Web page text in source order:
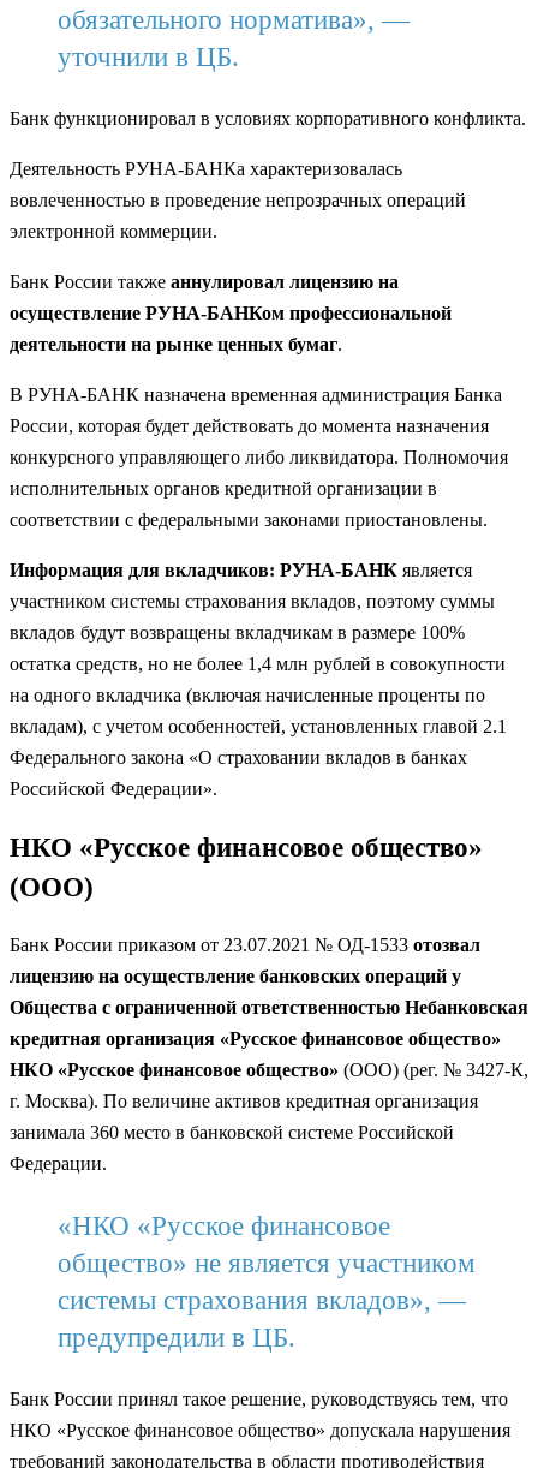
обязательного норматива», —
уточнили в ЦБ.
Банк функционировал в условиях корпоративного конфликта.
Деятельность РУНА-БАНКа характеризовалась
вовлеченностью в проведение непрозрачных операций
электронной коммерции.
Банк России также аннулировал лицензию на
осуществление РУНА-БАНКом профессиональной
деятельности на рынке ценных бумаг.
В РУНА-БАНК назначена временная администрация Банка
России, которая будет действовать до момента назначения
конкурсного управляющего либо ликвидатора. Полномочия
исполнительных органов кредитной организации в
соответствии с федеральными законами приостановлены.
Информация для вкладчиков: РУНА-БАНК является
участником системы страхования вкладов, поэтому суммы
вкладов будут возвращены вкладчикам в размере 100%
остатка средств, но не более 1,4 млн рублей в совокупности
на одного вкладчика (включая начисленные проценты по
вкладам), с учетом особенностей, установленных главой 2.1
Федерального закона «О страховании вкладов в банках
Российской Федерации».
НКО «Русское финансовое общество»
(ООО)
Банк России приказом от 23.07.2021 № ОД-1533 отозвал
лицензию на осуществление банковских операций у
Общества с ограниченной ответственностью Небанковская
кредитная организация «Русское финансовое общество»
НКО «Русское финансовое общество» (ООО) (рег. № 3427-К,
г. Москва). По величине активов кредитная организация
занимала 360 место в банковской системе Российской
Федерации.
«НКО «Русское финансовое
общество» не является участником
системы страхования вкладов», —
предупредили в ЦБ.
Банк России принял такое решение, руководствуясь тем, что
НКО «Русское финансовое общество» допускала нарушения
требований законодательства в области противодействия